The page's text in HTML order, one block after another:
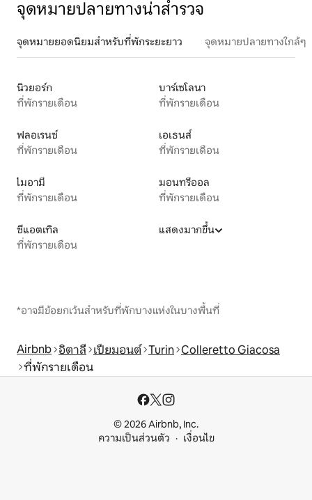
จุดหมายปลายทางน่าสำรวจ
จุดหมายยอดนิยมสำหรับที่พักระยะยาว จุดหมายปลายทางใกล้ๆ
นิวยอร์ก
ที่พักรายเดือน
บาร์เซโลนา
ที่พักรายเดือน
ฟลอเรนซ์
ที่พักรายเดือน
เอเธนส์
ที่พักรายเดือน
ไมอามี
ที่พักรายเดือน
มอนทรีออล
ที่พักรายเดือน
ซีแอตเทิล
ที่พักรายเดือน
แสดงมากขึ้น
*อาจมีข้อยกเว้นสำหรับที่พักบางแห่งในบางพื้นที่
Airbnb อิตาลี เปียมอนต์ Turin Colleretto Giacosa
ที่พักรายเดือน
© 2026 Airbnb, Inc.
ความเป็นส่วนตัว
เงื่อนไข